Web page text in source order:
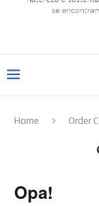
Home Order
Opa!